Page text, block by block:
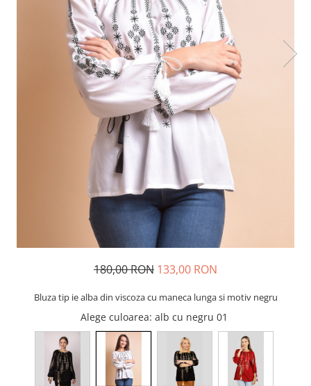
180,00 RON 133,00 RON
Bluza tip ie alba din viscoza cu maneca lunga si motiv negru
Alege culoarea: alb cu negru 01